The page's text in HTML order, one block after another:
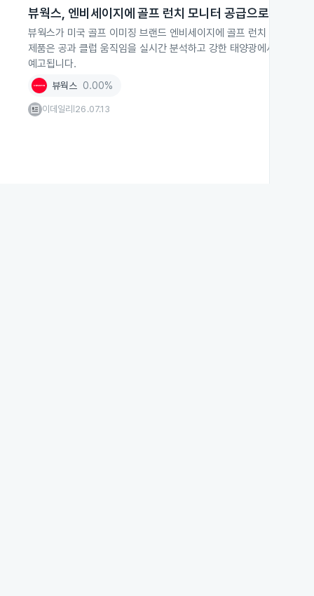
뷰웍스, 엔비세이지에 골프 런치 모니터 공급으로 글로벌
뷰웍스가 미국 골프 이미징 브랜드 엔비세이지에 골프 런치 모니터를
제품은 공과 클럽 움직임을 실시간 분석하고 강한 태양광에서도 정
예고됩니다.
뷰웍스 0.00%
이데일리 26.07.13